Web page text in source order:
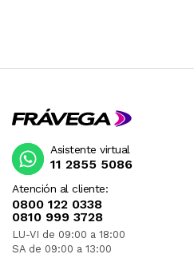
Atención al cliente:
0800 122 0338
0810 999 3728
LU-VI de 09:00 a 18:00
SA de 09:00 a 13:00
Asistente virtual
11 2855 5086